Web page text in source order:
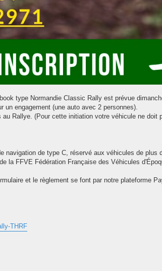
type Normandie Classic Rally est prévue
un engagement (une auto avec 2 personnes).
au Rallye. (Pour cette initiation votre véhicule ne doit
navigation de type C, réservé aux véhicules de plus
la FFVE Fédération Française des Véhicules
et le règlement se font par notre plateforme
THRF